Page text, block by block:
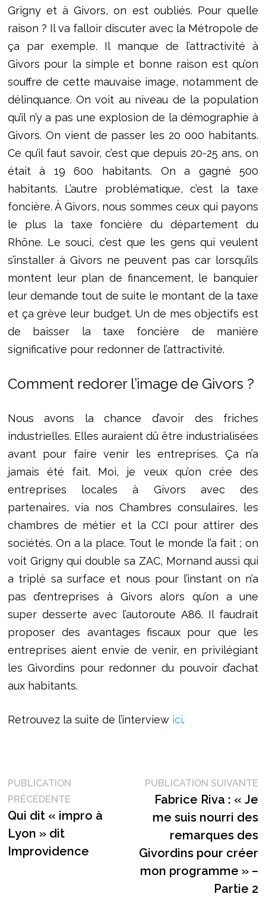
Grigny et à Givors, on est oubliés. Pour quelle
raison ? Il va falloir discuter avec la Métropole de
ça par exemple. Il manque de l’attractivité à
Givors pour la simple et bonne raison est qu’on
souffre de cette mauvaise image, notamment de
délinquance. On voit au niveau de la population
qu’il n’y a pas une explosion de la démographie à
Givors. On vient de passer les 20 000 habitants.
Ce qu’il faut savoir, c’est que depuis 20-25 ans, on
était à 19 600 habitants. On a gagné 500
habitants. L’autre problématique, c’est la taxe
foncière. À Givors, nous sommes ceux qui payons
le plus la taxe foncière du département du
Rhône. Le souci, c’est que les gens qui veulent
s’installer à Givors ne peuvent pas car lorsqu’ils
montent leur plan de financement, le banquier
leur demande tout de suite le montant de la taxe
et ça grève leur budget. Un de mes objectifs est
de baisser la taxe foncière de manière
significative pour redonner de l’attractivité.
Comment redorer l’image de Givors ?
Nous avons la chance d’avoir des friches
industrielles. Elles auraient dû être industrialisées
avant pour faire venir les entreprises. Ça n’a
jamais été fait. Moi, je veux qu’on crée des
entreprises locales à Givors avec des
partenaires, via nos Chambres consulaires, les
chambres de métier et la CCI pour attirer des
sociétés. On a la place. Tout le monde l’a fait ; on
voit Grigny qui double sa ZAC, Mornand aussi qui
a triplé sa surface et nous pour l’instant on n’a
pas d’entreprises à Givors alors qu’on a une
super desserte avec l’autoroute A86. Il faudrait
proposer des avantages fiscaux pour que les
entreprises aient envie de venir, en privilégiant
les Givordins pour redonner du pouvoir d’achat
aux habitants.
Retrouvez la suite de l’interview ici.
Navigation
de
l’article
PUBLICATION
PRÉCÉDENTEPublication
précédente :
Qui dit « impro à
Lyon » dit
Improvidence
PUBLICATION SUIVANTE
Fabrice Riva : « Je
me suis nourri des
remarques des
Givordins pour créer
mon programme » –
Partie 2